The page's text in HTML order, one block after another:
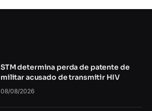
STM determina perda de patente de
militar acusado de transmitir HIV
08/08/2026